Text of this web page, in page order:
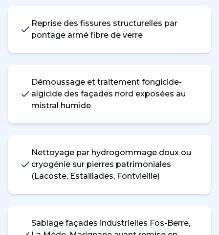
Reprise des fissures structurelles par
pontage armé fibre de verre
Démoussage et traitement fongicide-
algicide des façades nord exposées au
mistral humide
Nettoyage par hydrogommage doux ou
cryogénie sur pierres patrimoniales
(Lacoste, Estaillades, Fontvieille)
Sablage façades industrielles Fos-Berre,